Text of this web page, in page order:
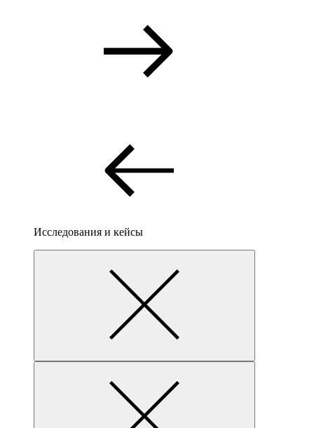
Исследования и кейсы